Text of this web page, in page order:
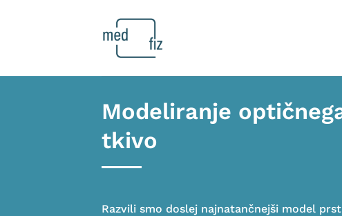
Modeliranje
tkivo
Razvili smo doslej najnatančnejši model